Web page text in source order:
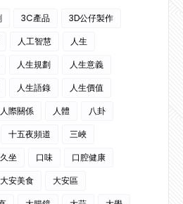
3C產品
3D公仔製作
人工智慧
人生
人生規劃
人生意義
人生語錄
人生價值
人際關係 人體
八卦
十五夜頻道
三峽
久坐 口味
口腔健康
大安美食
大安區